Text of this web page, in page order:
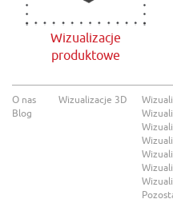
Wizualizacje
produktowe
O nas
Blog
Wizualizacje 3D